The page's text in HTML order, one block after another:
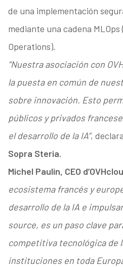
de una implementación
mediante una cadena
Operations).
“Nuestra asociación con
la puesta en común de
sobre innovación. Esto
públicos y privados
el desarrollo de la IA”, declara
Sopra Steria.
Michel Paulin, CEO
ecosistema francés y
desarrollo de la IA e
source, es un paso clave
competitiva tecnológica de
instituciones en toda